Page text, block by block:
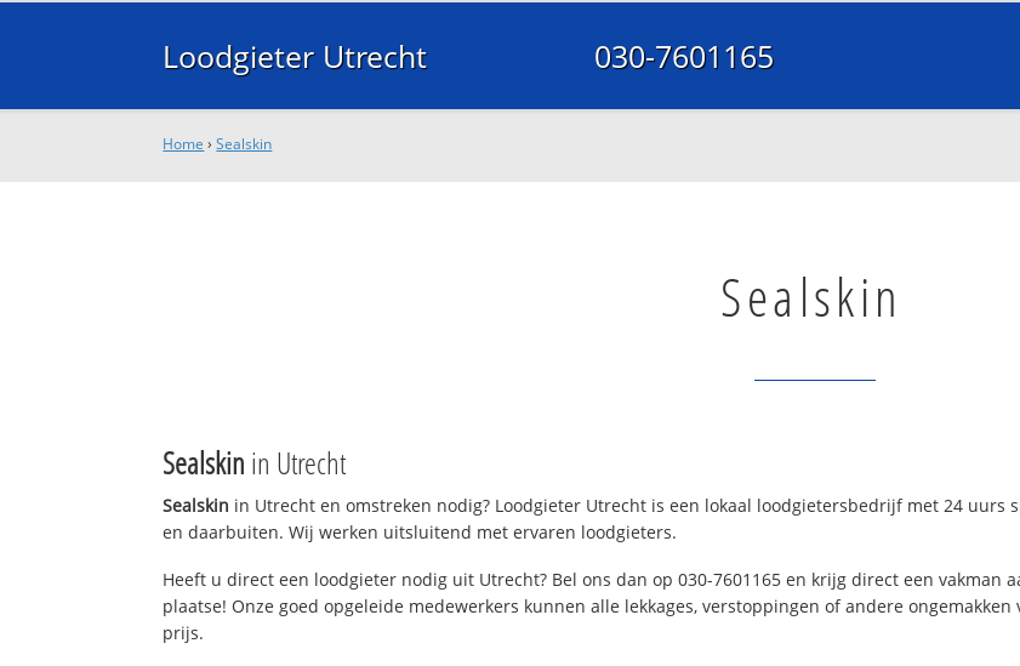
Loodgieter Utrecht 030-7601165
Home ›Sealskin
Sealskin
Sealskin in Utrecht
Sealskin in Utrecht en omstreken nodig? Loodgieter Utrecht is een lokaal loodgietersbedrijf met 24 uurs
en daarbuiten. Wij werken uitsluitend met ervaren loodgieters.
Heeft u direct een loodgieter nodig uit Utrecht? Bel ons dan op 030-7601165 en krijg direct een
plaatse! Onze goed opgeleide medewerkers kunnen alle lekkages, verstoppingen of andere
prijs.